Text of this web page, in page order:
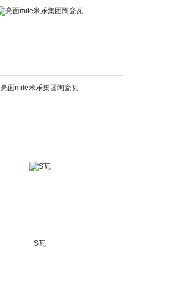
亮面mile米乐集团陶瓷瓦
S瓦